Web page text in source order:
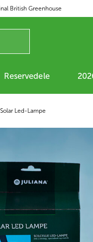
British Greenhouse
Reservedele
Solar Led-Lampe